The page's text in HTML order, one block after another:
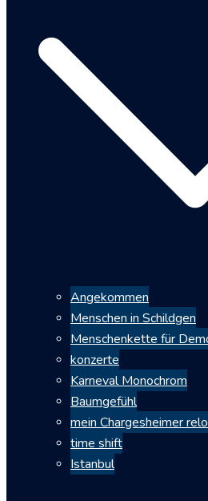
Angekommen
Menschen in Schildgen
Menschenkette für
konzerte
Karneval Monochrom
Baumgefühl
mein Chargesheimer
time shift
Istanbul